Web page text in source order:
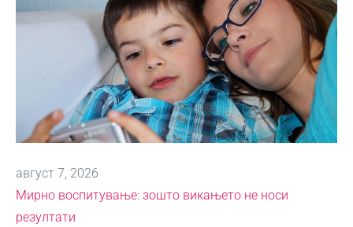
август 7, 2026
Мирно воспитување: зошто викањето не носи
резултати